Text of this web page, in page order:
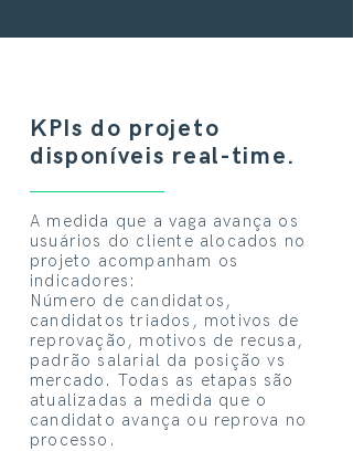
KPIs do projeto
disponíveis real-time.
A medida que a vaga avança os
usuários do cliente alocados no
projeto acompanham os
indicadores:
Número de candidatos,
candidatos triados, motivos de
reprovação, motivos de recusa,
padrão salarial da posição vs
mercado. Todas as etapas são
atualizadas a medida que o
candidato avança ou reprova no
processo.